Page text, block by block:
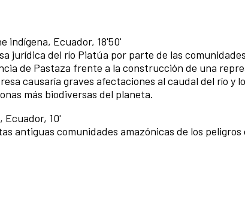
indígena, Ecuador, 18'50'
jurídica del río Piatúa por parte de las
de Pastaza frente a la construcción de una
causaría graves afectaciones al caudal del río y
más biodiversas del planeta.
Ecuador, 10'
antiguas comunidades amazónicas de los peligros